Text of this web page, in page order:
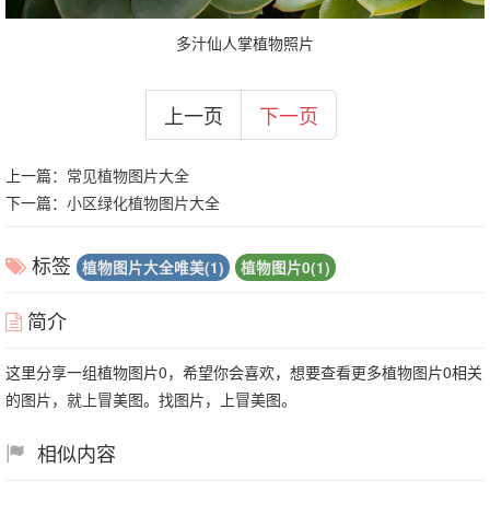
多汁仙人掌植物照片
上一页 下一页
上一篇： 常见植物图片大全
下一篇： 小区绿化植物图片大全
标签 植物图片大全唯美(1) 植物图片0(1)
简介
这里分享一组植物图片0，希望你会喜欢，想要查看更多植物图片0相关
的图片，就上冒美图。找图片，上冒美图。
相似内容